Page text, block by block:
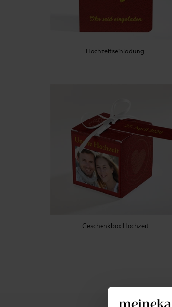
Hochzeitseinladung
Geschenkbox Hochzeit